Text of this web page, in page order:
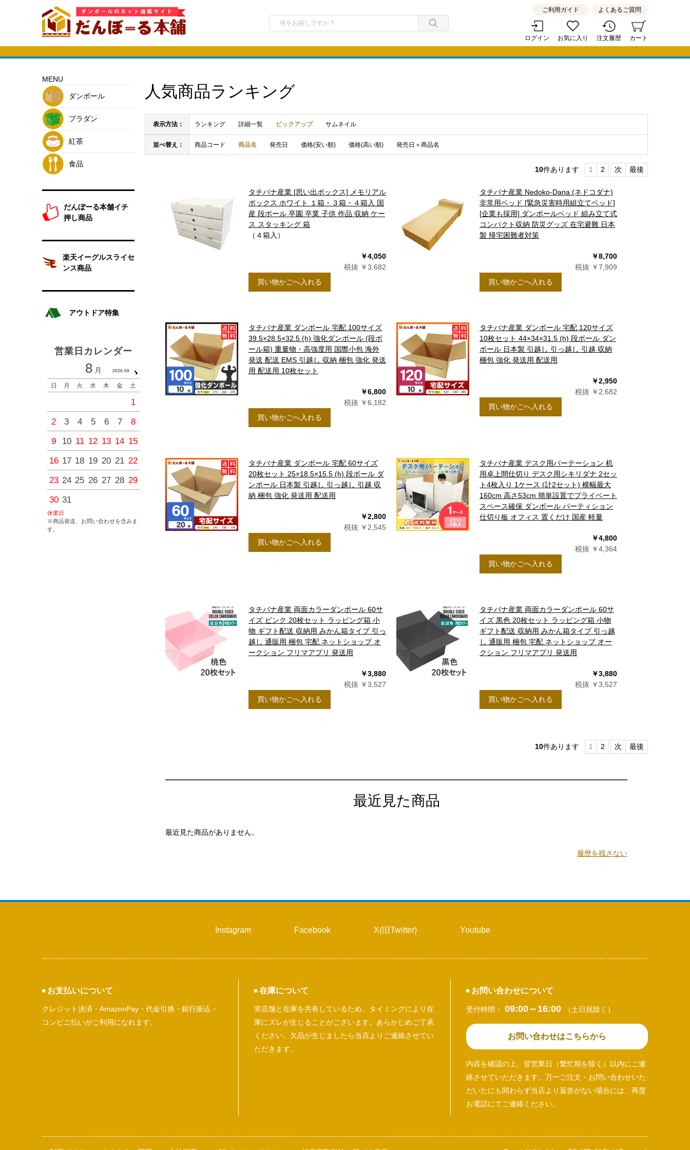
ご利用ガイド よくあるご質問
ログイン お気に入り 注文履歴 カート
MENU
ダンボール
プラダン
紅茶
食品
だんぼーる本舗イチ
押し商品
楽天イーグルスライセ
ンス商品
アウトドア特集
営業日カレンダー
8 月 2026.09
日 月 火 水 木 金 土
1
2
3 4 5 6 7
8
9
10 11 12 13 14 15
16 17 18 19 20 21 22
23 24 25 26 27 28 29
30 31
9 月 2026.10
月 火 水 木 金 土
21 22 23 24 25 26
28 29 30
10 月
4
5 6 7 8
18 19 20 21 22 23 24
25 26 27 28 29 30 31
休業日
※商品発送、お問い合わせを含みま
す。
人気商品ランキング
表示方法： ランキング 詳細一覧 ピックアップ サムネイル
並べ替え： 商品コード 商品名 発売日 価格(安い順) 価格(高い順) 発売日＋商品名
10件あります 1 2 次 最後
タチバナ産業 [思い出ボックス] メモリアル
ボックス ホワイト １箱・３箱・４箱入 国
産 段ボール 卒園 卒業 子供 作品 収納 ケー
ス スタッキング 箱
（４箱入）
￥4,050
税抜 ￥3,682
買い物かごへ入れる
タチバナ産業 Nedoko-Dana (ネドコダナ)
非常用ベッド [緊急災害時用組立てベッド]
[企業も採用] ダンボールベッド 組み立て式
コンパクト収納 防災グッズ 在宅避難 日本
製 帰宅困難者対策
￥8,700
税抜 ￥7,909
買い物かごへ入れる
タチバナ産業 ダンボール 宅配 100サイズ
39.5×28.5×32.5 (h) 強化ダンボール (段ボ
ール箱) 重量物・高強度用 国際小包 海外
発送 配送 EMS 引越し 収納 梱包 強化 発送
用 配送用 10枚セット
￥6,800
税抜 ￥6,182
買い物かごへ入れる
タチバナ産業 ダンボール 宅配 120サイズ
10枚セット 44×34×31.5 (h) 段ボール ダン
ボール 日本製 引越し 引っ越し 引越 収納
梱包 強化 発送用 配送用
￥2,950
税抜 ￥2,682
買い物かごへ入れる
タチバナ産業 ダンボール 宅配 60サイズ
20枚セット 25×18.5×15.5 (h) 段ボール ダ
ンボール 日本製 引越し 引っ越し 引越 収
納 梱包 強化 発送用 配送用
￥2,800
税抜 ￥2,545
買い物かごへ入れる
タチバナ産業 デスク用パーテーション 机
用卓上間仕切り デスク用シキリダナ 2セッ
ト4枚入り 1ケース (計2セット) 横幅最大
160cm 高さ53cm 簡単設置でプライベート
スペース確保 ダンボール パーティション
仕切り板 オフィス 置くだけ 国産 軽量
￥4,800
税抜 ￥4,364
買い物かごへ入れる
タチバナ産業 両面カラーダンボール 60サ
イズ ピンク 20枚セット ラッピング箱 小
物 ギフト配送 収納用 みかん箱タイプ 引っ
越し 通販用 梱包 宅配 ネットショップ オ
ークション フリマアプリ 発送用
￥3,880
税抜 ￥3,527
買い物かごへ入れる
タチバナ産業 両面カラーダンボール 60サ
イズ 黒色 20枚セット ラッピング箱 小物
ギフト配送 収納用 みかん箱タイプ 引っ越
し 通販用 梱包 宅配 ネットショップ オー
クション フリマアプリ 発送用
￥3,880
税抜 ￥3,527
買い物かごへ入れる
10件あります 1 2 次 最後
最近見た商品
最近見た商品がありません。
履歴を残さない
Instagram Facebook X(旧Twitter) Youtube
お支払いについて
クレジット決済・AmazonPay・代金引換・銀行振込・
コンビニ払いがご利用になれます。
在庫について
実店舗と在庫を共有しているため、タイミングにより在
庫にズレが生じることがございます。あらかじめご了承
ください。欠品が生じましたら当店よりご連絡させてい
ただきます。
お問い合わせについて
受付時間： 09:00～16:00 （土日祝除く）
お問い合わせはこちらから
内容を確認の上、翌営業日（繁忙期を除く）以内にご連
絡させていただきます。万一ご注文・お問い合わせいた
だいたにも関わらず当店より返答がない場合には、再度
お電話にてご連絡ください。